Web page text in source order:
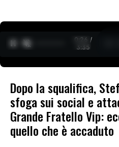
0:26 /
3:35
Dopo la squalifica,
sfoga sui social e
Grande Fratello Vip:
quello che è accaduto